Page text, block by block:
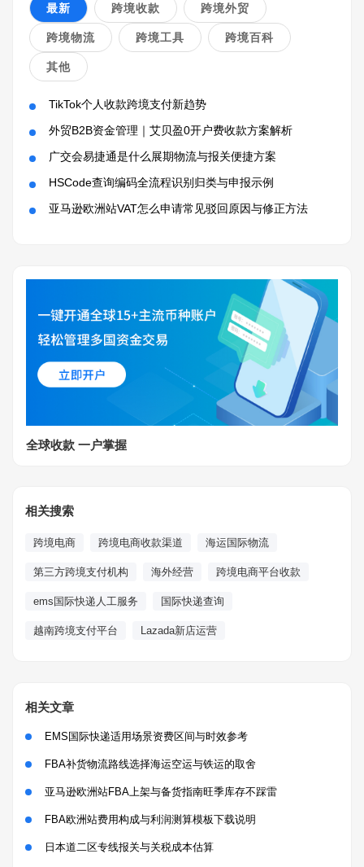
最新 跨境收款 跨境外贸
跨境物流 跨境工具 跨境百科
其他
TikTok个人收款跨境支付新趋势
外贸B2B资金管理｜艾贝盈0开户费收款方案解析
广交会易捷通是什么展期物流与报关便捷方案
HSCode查询编码全流程识别归类与申报示例
亚马逊欧洲站VAT怎么申请常见驳回原因与修正方法
全球收款 一户掌握
相关搜索
跨境电商 跨境电商收款渠道 海运国际物流
第三方跨境支付机构 海外经营 跨境电商平台收款
ems国际快递人工服务 国际快递查询
越南跨境支付平台 Lazada新店运营
相关文章
EMS国际快递适用场景资费区间与时效参考
FBA补货物流路线选择海运空运与铁运的取舍
亚马逊欧洲站FBA上架与备货指南旺季库存不踩雷
FBA欧洲站费用构成与利润测算模板下载说明
日本道二区专线报关与关税成本估算